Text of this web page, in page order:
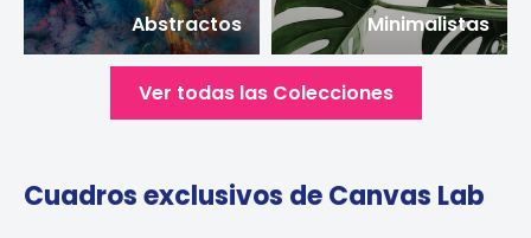
Abstractos Minimalistas
Ver todas las Colecciones
Cuadros exclusivos de Canvas Lab